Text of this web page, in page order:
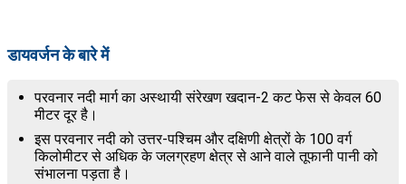
डायवर्जन के बारे में
परवनार नदी मार्ग का अस्थायी संरेखण खदान-2 कट फेस से केवल 60
मीटर दूर है।
इस परवनार नदी को उत्तर-पश्चिम और दक्षिणी क्षेत्रों के 100 वर्ग
किलोमीटर से अधिक के जलग्रहण क्षेत्र से आने वाले तूफानी पानी को
संभालना पड़ता है।